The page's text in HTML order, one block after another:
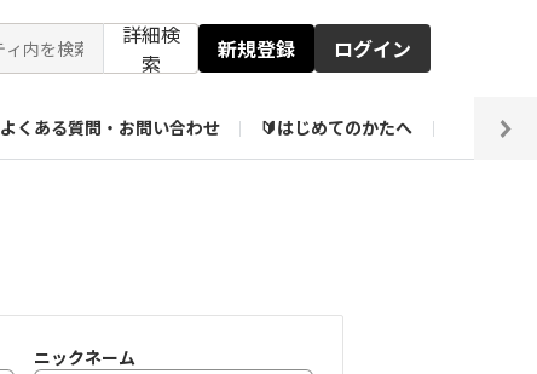
詳細検
索
新規登録 ログイン
よくある質問・お問い合わせ 🔰はじめてのかたへ 編集
ニックネーム